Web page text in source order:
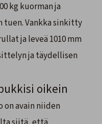
kg kuorman ja
tuen. Vankka sinkitty
ja leveä 1010 mm
ja täydellisen
oikein
on avain niiden